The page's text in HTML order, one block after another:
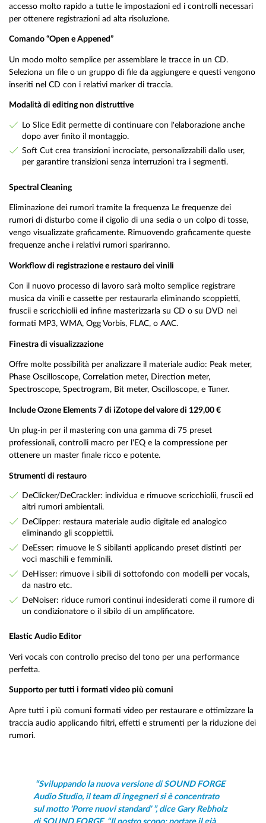
accesso molto rapido a tutte le impostazioni ed i controlli necessari
per ottenere registrazioni ad alta risoluzione.
Comando “Open e Appened”
Un modo molto semplice per assemblare le tracce in un CD.
Seleziona un file o un gruppo di file da aggiungere e questi vengono
inseriti nel CD con i relativi marker di traccia.
Modalità di editing non distruttive
Lo Slice Edit permette di continuare con l'elaborazione anche
dopo aver finito il montaggio.
Soft Cut crea transizioni incrociate, personalizzabili dallo user,
per garantire transizioni senza interruzioni tra i segmenti.
Spectral Cleaning
Eliminazione dei rumori tramite la frequenza Le frequenze dei
rumori di disturbo come il cigolio di una sedia o un colpo di tosse,
vengo visualizzate graficamente. Rimuovendo graficamente queste
frequenze anche i relativi rumori spariranno.
Workflow di registrazione e restauro dei vinili
Con il nuovo processo di lavoro sarà molto semplice registrare
musica da vinili e cassette per restaurarla eliminando scoppietti,
fruscii e scricchiolii ed infine masterizzarla su CD o su DVD nei
formati MP3, WMA, Ogg Vorbis, FLAC, o AAC.
Finestra di visualizzazione
Offre molte possibilità per analizzare il materiale audio: Peak meter,
Phase Oscilloscope, Correlation meter, Direction meter,
Spectroscope, Spectrogram, Bit meter, Oscilloscope, e Tuner.
Include Ozone Elements 7 di iZotope del valore di 129,00 €
Un plug-in per il mastering con una gamma di 75 preset
professionali, controlli macro per l'EQ e la compressione per
ottenere un master finale ricco e potente.
Strumenti di restauro
DeClicker/DeCrackler: individua e rimuove scricchiolii, fruscii ed
altri rumori ambientali.
DeClipper: restaura materiale audio digitale ed analogico
eliminando gli scoppiettii.
DeEsser: rimuove le S sibilanti applicando preset distinti per
voci maschili e femminili.
DeHisser: rimuove i sibili di sottofondo con modelli per vocals,
da nastro etc.
DeNoiser: riduce rumori continui indesiderati come il rumore di
un condizionatore o il sibilo di un amplificatore.
Elastic Audio Editor
Veri vocals con controllo preciso del tono per una performance
perfetta.
Supporto per tutti i formati video più comuni
Apre tutti i più comuni formati video per restaurare e ottimizzare la
traccia audio applicando filtri, effetti e strumenti per la riduzione dei
rumori.
“Sviluppando la nuova versione di SOUND FORGE
Audio Studio, il team di ingegneri si è concentrato
sul motto 'Porre nuovi standard' ”, dice Gary Rebholz